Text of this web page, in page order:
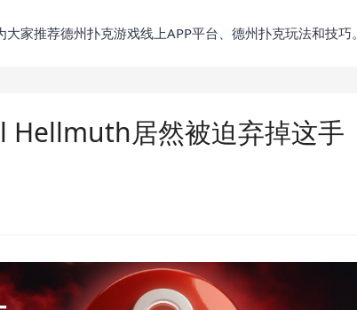
家推荐德州扑克游戏线上APP平台、德州扑克玩法和技巧。
Hellmuth居然被迫弃掉这手